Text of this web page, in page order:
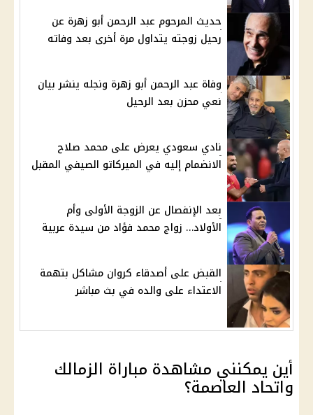
حديث المرحوم عبد الرحمن أبو زهرة عن
رحيل زوجته يتداول مرة أخرى بعد وفاته
وفاة عبد الرحمن أبو زهرة ونجله ينشر بيان
نعي محزن بعد الرحيل
نادي سعودي يعرض على محمد صلاح
الانضمام إليه في الميركاتو الصيفي المقبل
بعد الإنفصال عن الزوجة الأولى وأم
الأولاد… زواج محمد فؤاد من سيدة عربية
القبض على أصدقاء كروان مشاكل بتهمة
الاعتداء على والده في بث مباشر
أين يمكنني مشاهدة مباراة الزمالك
واتحاد العاصمة؟